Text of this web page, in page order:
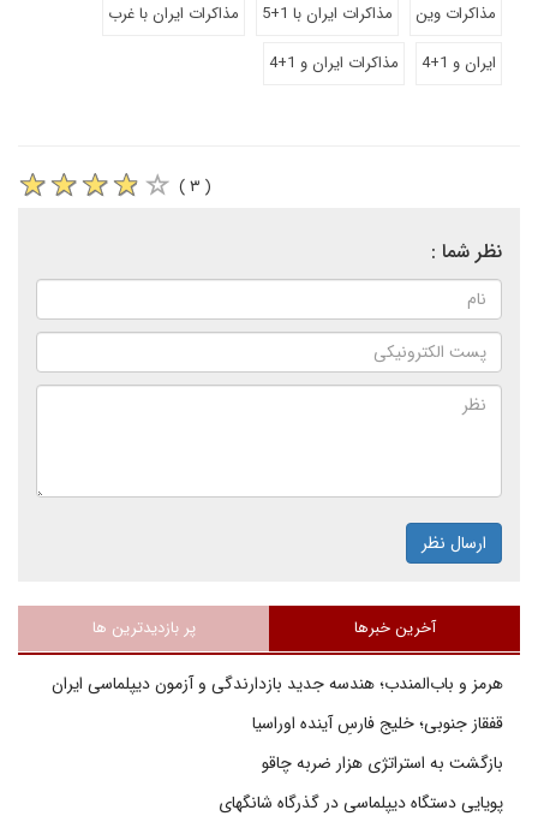
مذاکرات وین
مذاکرات ایران با 1+5
مذاکرات ایران با غرب
ایران و 1+4
مذاکرات ایران و 1+4
( ۳ )
نظر شما :
ارسال نظر
آخرین خبرها پر بازدیدترین ها
هرمز و باب‌المندب؛ هندسه جدید بازدارندگی و آزمون دیپلماسی ایران
قفقاز جنوبی؛ خلیج فارسِ آینده اوراسیا
بازگشت به استراتژی هزار ضربه چاقو
پویایی دستگاه دیپلماسی در گذرگاه شانگهای